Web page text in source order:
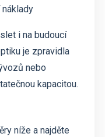
i na budoucí
je zpravidla
nebo
kapacitou.
níže a najděte